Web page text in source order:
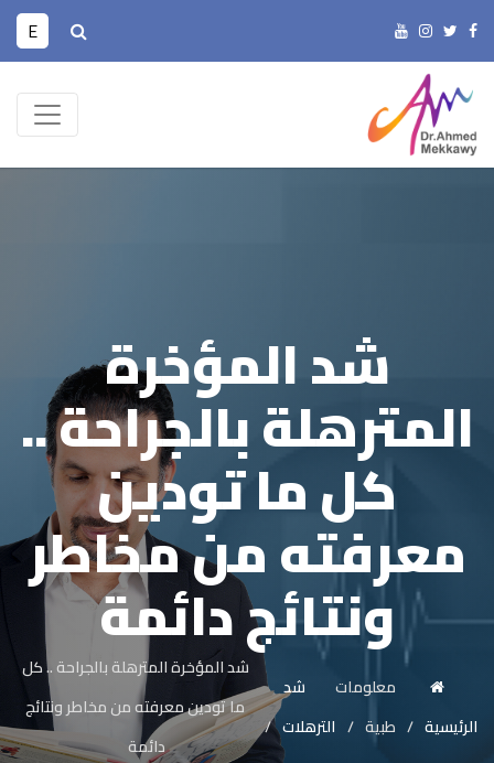
E
شد المؤخرة
المترهلة بالجراحة ..
كل ما تودين
معرفته من مخاطر
ونتائج دائمة
الرئيسية
معلومات
طبية
شد
الترهلات
شد المؤخرة المترهلة بالجراحة .. كل
ما تودين معرفته من مخاطر ونتائج
دائمة